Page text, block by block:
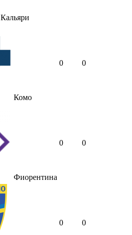
Кальяри
Комо
0 0
Фиорентина
0 0
0 0